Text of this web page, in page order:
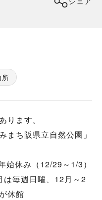
所
ります。
まち阪県立自然公園」
休み（12/29～1/3）
毎週日曜、12月～2
休館